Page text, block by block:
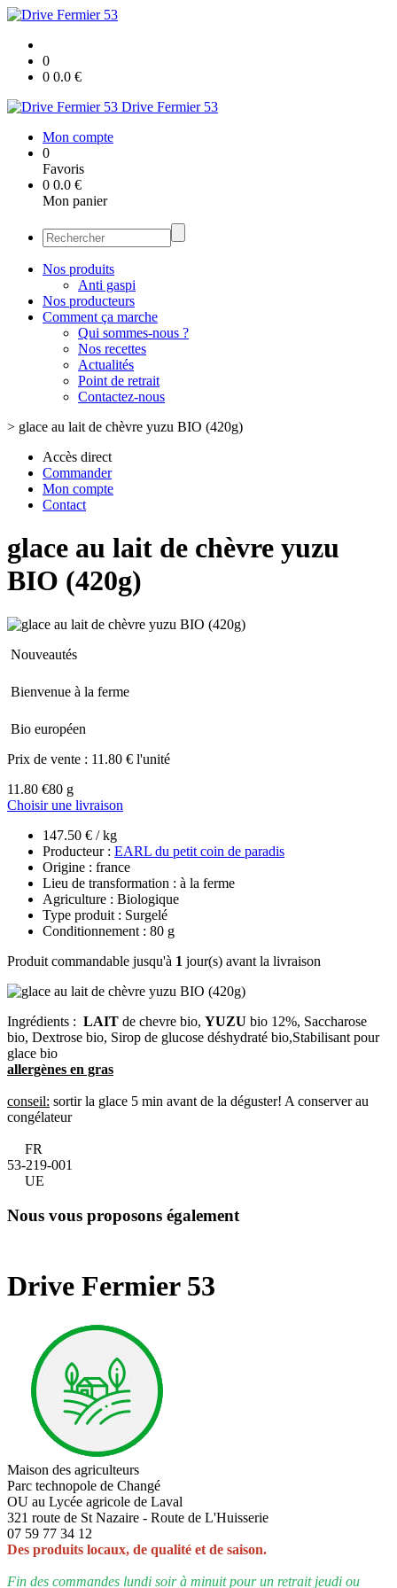
0
0 0.0 €
Drive Fermier 53
Mon compte
0
Favoris
0 0.0 €
Mon panier
Nos produits
Anti gaspi
Nos producteurs
Comment ça marche
Qui sommes-nous ?
Nos recettes
Actualités
Point de retrait
Contactez-nous
> glace au lait de chèvre yuzu BIO (420g)
Accès direct
Commander
Mon compte
Contact
glace au lait de chèvre yuzu
BIO (420g)
Nouveautés
Bienvenue à la ferme
Bio européen
Prix de vente : 11.80 € l'unité
11.80 €80 g
Choisir une livraison
147.50 € / kg
Producteur : EARL du petit coin de paradis
Origine : france
Lieu de transformation : à la ferme
Agriculture : Biologique
Type produit : Surgelé
Conditionnement : 80 g
Produit commandable jusqu'à 1 jour(s) avant la livraison
Ingrédients : LAIT de chevre bio, YUZU bio 12%, Saccharose
bio, Dextrose bio, Sirop de glucose déshydraté bio,Stabilisant pour
glace bio
allergènes en gras
conseil: sortir la glace 5 min avant de la déguster! A conserver au
congélateur
FR
53-219-001
UE
Nous vous proposons également
Drive Fermier 53
Maison des agriculteurs
Parc technopole de Changé
OU au Lycée agricole de Laval
321 route de St Nazaire - Route de L'Huisserie
07 59 77 34 12
Des produits locaux, de qualité et de saison.
Fin des commandes lundi soir à minuit pour un retrait jeudi ou